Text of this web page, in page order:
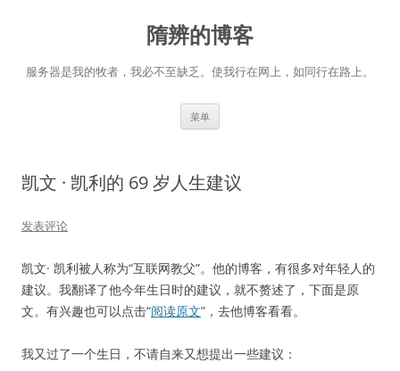
隋辨的博客
服务器是我的牧者，我必不至缺乏。使我行在网上，如同行在路上。
菜单
凯文 · 凯利的 69 岁人生建议
发表评论
凯文· 凯利被人称为“互联网教父”。他的博客，有很多对年轻人的
建议。我翻译了他今年生日时的建议，就不赘述了，下面是原
文。有兴趣也可以点击“阅读原文”，去他博客看看。
我又过了一个生日，不请自来又想提出一些建议：